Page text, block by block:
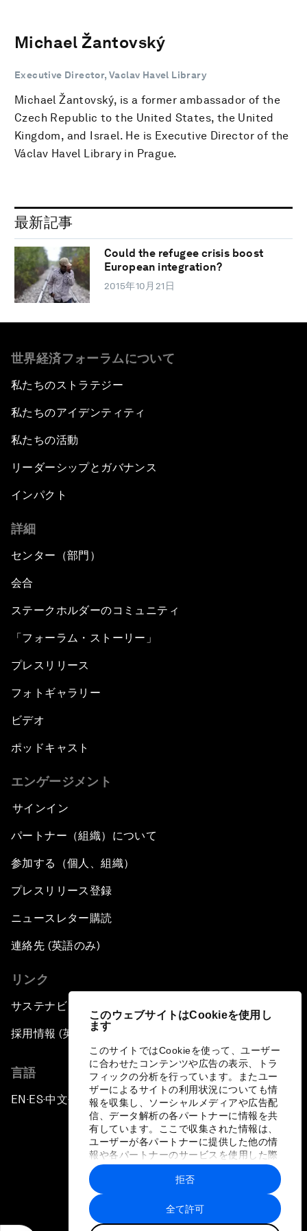
このウェブサイトはCookieを使用し
ます
このサイトではCookieを使って、ユーザー
に合わせたコンテンツや広告の表示、トラ
フィックの分析を行っています。またユー
ザーによるサイトの利用状況についても情
報を収集し、ソーシャルメディアや広告配
信、データ解析の各パートナーに情報を共
有しています。ここで収集された情報は、
ユーザーが各パートナーに提供した他の情
報や各パートナーのサービスを使用した際
に収集された情報と組み合わされ、各パー
トナーによって使用されることがありま
す。
全て許可
拒否
Michael Žantovský
Executive Director, Vaclav Havel Library
Michael Žantovský, is a former ambassador of the
Czech Republic to the United States, the United
Kingdom, and Israel. He is Executive Director of the
Václav Havel Library in Prague.
最新記事
Could the refugee crisis boost
European integration?
2015年10月21日
世界経済フォーラムについて
私たちのストラテジー
私たちのアイデンティティ
私たちの活動
リーダーシップとガバナンス
インパクト
詳細
センター（部門）
会合
ステークホルダーのコミュニティ
「フォーラム・ストーリー」
プレスリリース
フォトギャラリー
ビデオ
ポッドキャスト
エンゲージメント
サインイン
パートナー（組織）について
参加する（個人、組織）
プレスリリース登録
ニュースレター購読
連絡先 (英語のみ)
リンク
サステナビリティへの取り組み
採用情報 (英語のみ)
言語
EN ▪ES▪中文▪ 日本語
プライバシーポリシーと利用規約
サイトマップ